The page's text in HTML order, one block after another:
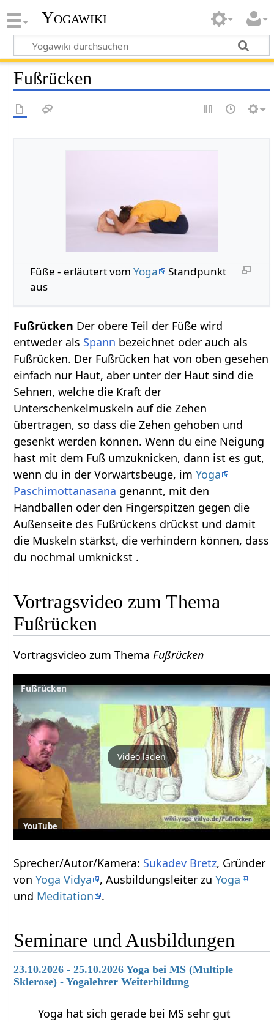
Yogawiki
Fußrücken
Füße - erläutert vom Yoga
Standpunkt
aus
Fußrücken Der obere Teil der Füße wird
entweder als Spann bezeichnet oder auch als
Fußrücken. Der Fußrücken hat von oben gesehen
einfach nur Haut, aber unter der Haut sind die
Sehnen, welche die Kraft der
Unterschenkelmuskeln auf die Zehen
übertragen, so dass die Zehen gehoben und
gesenkt werden können. Wenn du eine Neigung
hast mit dem Fuß umzuknicken, dann ist es gut,
wenn du in der Vorwärtsbeuge, imYoga
Paschimottanasana genannt, mit den
Handballen oder den Fingerspitzen gegen die
Außenseite des Fußrückens drückst und damit
die Muskeln stärkst, die verhindern können, dass
du nochmal umknickst .
Vortragsvideo zum Thema
Fußrücken
Vortragsvideo zum ThemaFußrücken
Fußrücken
Video laden
YouTube
Sprecher/Autor/Kamera: Sukadev Bretz, Gründer
vonYoga Vidya , Ausbildungsleiter zuYoga
und Meditation .
Seminare und Ausbildungen
23.10.2026 - 25.10.2026 Yoga bei MS (Multiple
Sklerose) - Yogalehrer Weiterbildung
Yoga hat sich gerade bei MS sehr gut